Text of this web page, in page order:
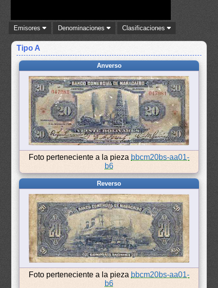
Emisores Denominaciones Clasificaciones
Tipo A
Anverso
Foto perteneciente a la pieza bbcm20bs-aa01-
b6
Reverso
Foto perteneciente a la pieza bbcm20bs-aa01-
b6